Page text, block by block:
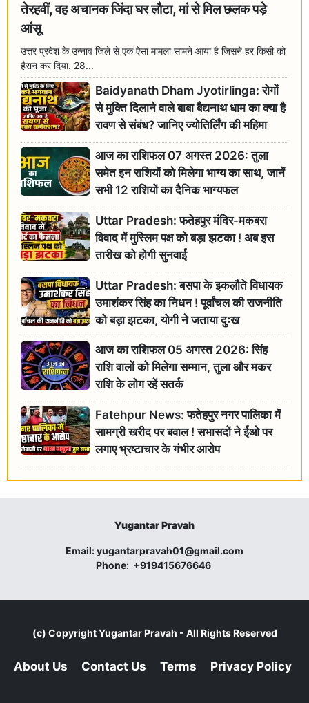
तेरहवीं, वह अचानक जिंदा घर लौटा, मां से मिल छलक पड़े
आंसू
उत्तर प्रदेश के उन्नाव जिले से एक ऐसा मामला सामने आया है जिसने हर किसी को
हैरान कर दिया. 28...
Baidyanath Dham Jyotirlinga: रोगों
से मुक्ति दिलाने वाले बाबा बैद्यनाथ धाम का क्या है
रावण से संबंध? जानिए ज्योतिर्लिंग की महिमा
आज का राशिफल 07 अगस्त 2026: तुला
समेत इन राशियों को मिलेगा भाग्य का साथ, जानें
सभी 12 राशियों का दैनिक भाग्यफल
Uttar Pradesh: फतेहपुर मंदिर-मकबरा
विवाद में मुस्लिम पक्ष को बड़ा झटका ! अब इस
तारीख को होगी सुनवाई
Uttar Pradesh: बसपा के इकलौते विधायक
उमाशंकर सिंह का निधन ! पूर्वांचल की राजनीति
को बड़ा झटका, योगी ने जताया दुःख
आज का राशिफल 05 अगस्त 2026: सिंह
राशि वालों को मिलेगा सम्मान, तुला और मकर
राशि के लोग रहें सतर्क
Fatehpur News: फतेहपुर नगर पालिका में
सामग्री खरीद पर बवाल ! सभासदों ने ईओ पर
लगाए भ्रष्टाचार के गंभीर आरोप
Yugantar Pravah
Email:yugantarpravah01@gmail.com
Phone: +919415676646
(c) CopyrightYugantar Pravah - All Rights Reserved
About Us Contact Us Terms Privacy Policy